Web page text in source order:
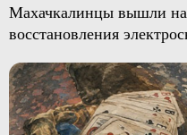
Махачкалинцы вышли
восстановления